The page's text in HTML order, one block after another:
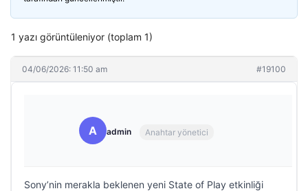
1 yazı görüntüleniyor (toplam 1)
04/06/2026: 11:50 am #19100
A admin Anahtar yönetici
Sony’nin merakla beklenen yeni State of Play etkinliği